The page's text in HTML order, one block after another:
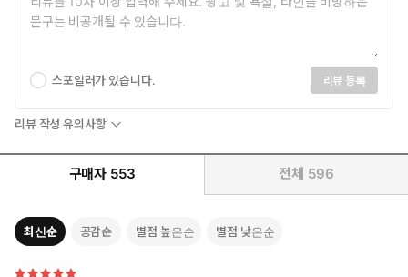
스포일러가 있습니다. 리뷰 등록
리뷰 작성 유의사항
구매자 553 전체 596
최신순 공감순 별점 높은순 별점 낮은순